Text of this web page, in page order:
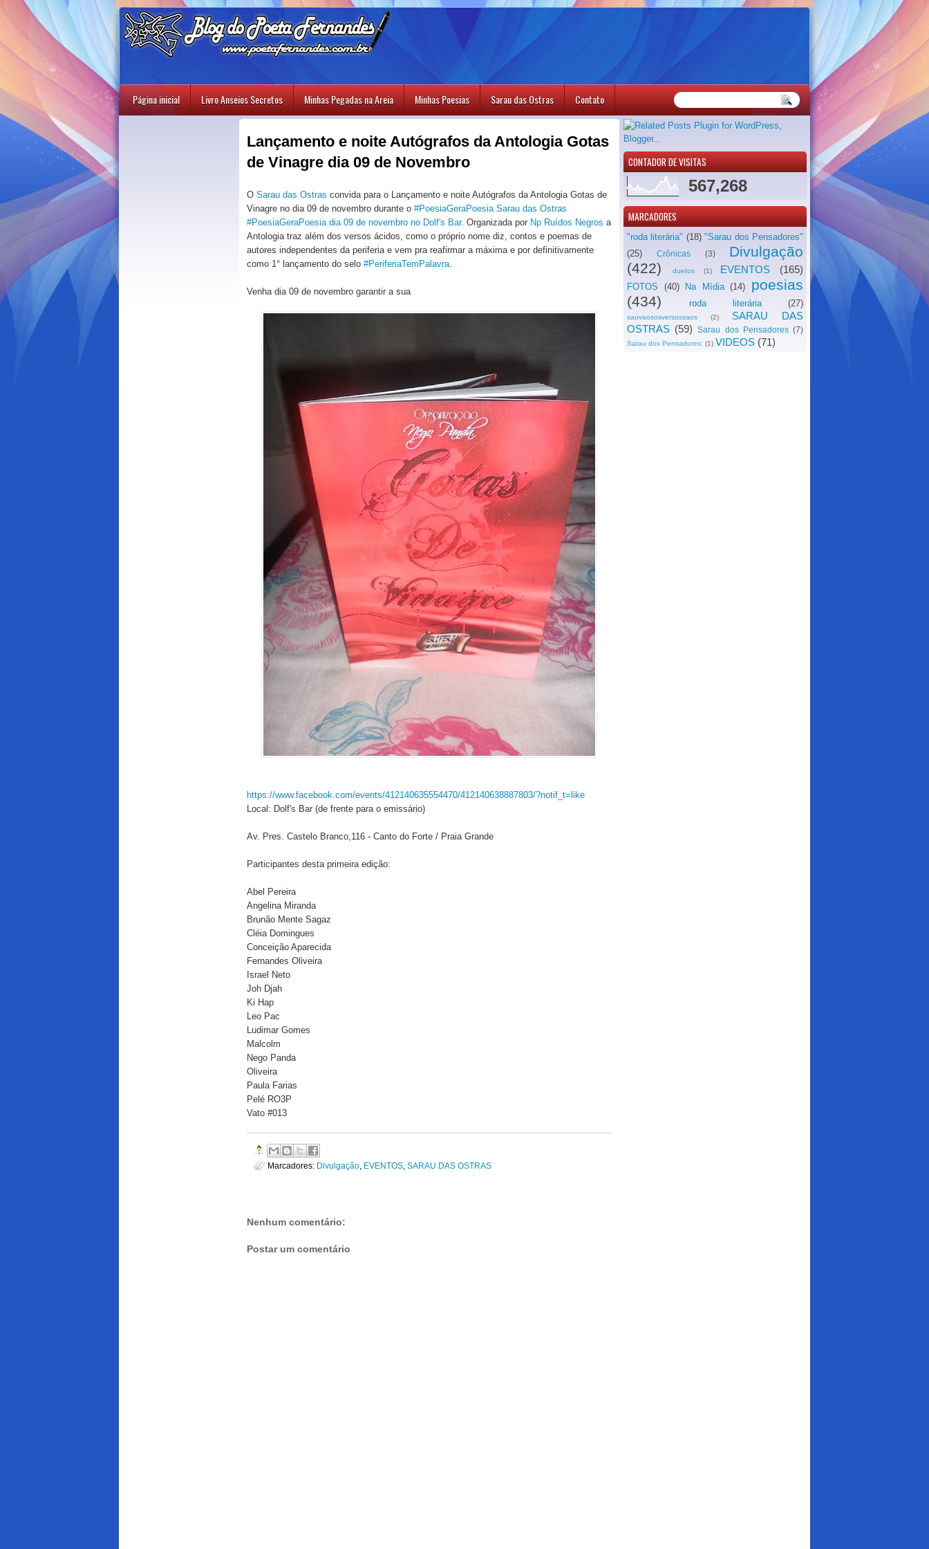
Página inicial Livro Anseios Secretos Minhas Pegadas na Areia Minhas Poesias Sarau das Ostras Contato
CONTADOR DE VISITAS
567,268
MARCADORES
"roda literária" (18) "Sarau dos Pensadores"
(25)
Crônicas (3)
Divulgação
(422)
duetos (1) EVENTOS (165)
FOTOS (40) Na Mídia (14)
poesias
(434)
roda literária (27)
saovaososversossaos (2)
SARAU DAS
OSTRAS (59) Sarau dos Pensadores (7)
Sarau dos Pensadores; (1) VIDEOS (71)
Lançamento e noite Autógrafos da Antologia Gotas
de Vinagre dia 09 de Novembro
O Sarau das Ostras convida para o Lançamento e noite Autógrafos da Antologia Gotas de
Vinagre no dia 09 de novembro durante o #PoesiaGeraPoesia Sarau das Ostras
#PoesiaGeraPoesia dia 09 de novembro no Dolf's Bar. Organizada por Np Ruídos Negros a
Antologia traz além dos versos ácidos, como o próprio nome diz, contos e poemas de
autores independentes da periferia e vem pra reafirmar a máxima e por definitivamente
como 1° lançamento do selo #PeriferiaTemPalavra
Venha dia 09 de novembro garantir a sua
https://www.facebook.com/events/412140635554470/412140638887803/?notif_t=like
Local: Dolf's Bar (de frente para o emissário)
Av. Pres. Castelo Branco,116 - Canto do Forte / Praia Grande
Participantes desta primeira edição:
Abel Pereira
Angelina Miranda
Brunão Mente Sagaz
Cléia Domingues
Conceição Aparecida
Fernandes Oliveira
Israel Neto
Joh Djah
Ki Hap
Leo Pac
Ludimar Gomes
Malcolm
Nego Panda
Oliveira
Paula Farias
Pelé RO3P
Vato #013
Marcadores: Divulgação EVENTOS SARAU DAS OSTRAS
Nenhum comentário:
Postar um comentário